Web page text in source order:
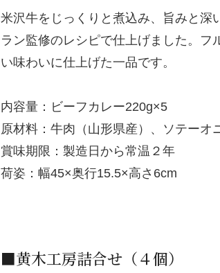
米沢牛をじっくりと煮込み、旨みと深
ラン監修のレシピで仕上げました。
い味わいに仕上げた一品です。
内容量：ビーフカレー220g×5
原材料：牛肉（山形県産）、ソテーオ
賞味期限：製造日から常温２年
荷姿：幅45×奥行15.5×高さ6cm
■黄木工房詰合せ（４個）